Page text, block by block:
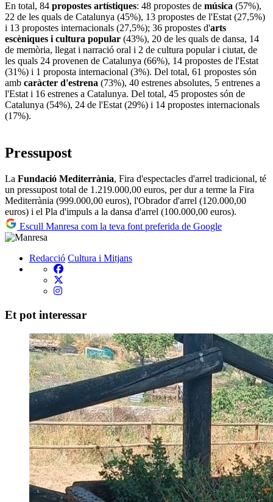
En total, 84 propostes artístiques: 48 propostes de música (57%),
22 de les quals de Catalunya (45%), 13 propostes de l'Estat (27,5%)
i 13 propostes internacionals (27,5%); 36 propostes d'arts
escèniques i cultura popular (43%), 20 de les quals de dansa, 14
de memòria, llegat i narració oral i 2 de cultura popular i ciutat, de
les quals 24 provenen de Catalunya (66%), 14 propostes de l'Estat
(31%) i 1 proposta internacional (3%). Del total, 61 propostes són
amb caràcter d'estrena (73%), 40 estrenes absolutes, 5 entrenes a
l'Estat i 16 estrenes a Catalunya. Del total, 45 propostes són de
Catalunya (54%), 24 de l'Estat (29%) i 14 propostes internacionals
(17%).
Pressupost
La Fundació Mediterrània, Fira d'espectacles d'arrel tradicional, té
un pressupost total de 1.219.000,00 euros, per dur a terme la Fira
Mediterrània (999.000,00 euros), l'Obrador d'arrel (120.000,00
euros) i el Pla d'impuls a la dansa d'arrel (100.000,00 euros).
Escull Manresa com la teva font preferida de Google
Redacció Cultura i Mitjans
Et pot interessar